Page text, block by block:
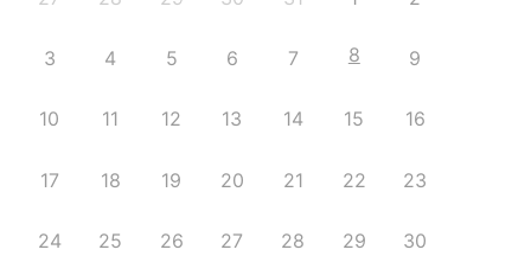
3 4 5 6 7 8 9
10 11 12 13 14 15 16
17 18 19 20 21 22 23
24 25 26 27 28 29 30